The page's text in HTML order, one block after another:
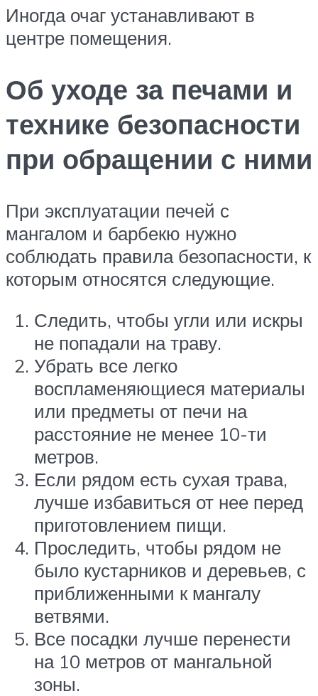
Иногда очаг устанавливают в
центре помещения.
Об уходе за печами и
технике безопасности
при обращении с ними
При эксплуатации печей с
мангалом и барбекю нужно
соблюдать правила безопасности, к
которым относятся следующие.
Следить, чтобы угли или искры
не попадали на траву.
Убрать все легко
воспламеняющиеся материалы
или предметы от печи на
расстояние не менее 10-ти
метров.
Если рядом есть сухая трава,
лучше избавиться от нее перед
приготовлением пищи.
Проследить, чтобы рядом не
было кустарников и деревьев, с
приближенными к мангалу
ветвями.
Все посадки лучше перенести
на 10 метров от мангальной
зоны.